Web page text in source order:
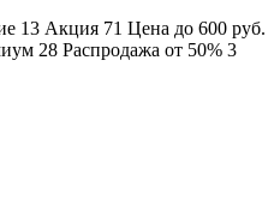
13 Акция 71 Цена до 600 руб.
28 Распродажа от 50% 3